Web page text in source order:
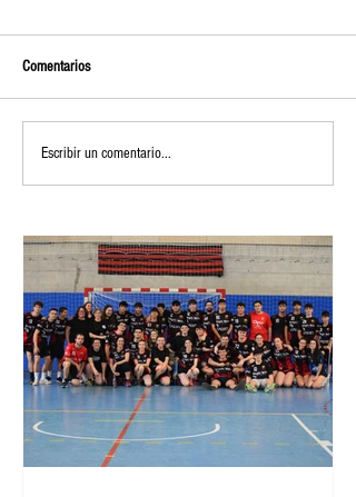
Comentarios
Escribir un comentario...